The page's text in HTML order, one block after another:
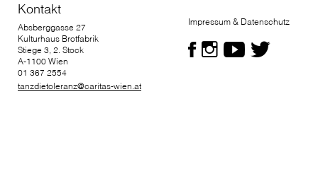
Kontakt
Absberggasse 27
Kulturhaus Brotfabrik
Stiege 3, 2. Stock
A-1100 Wien
01 367 2554
tanzdietoleranz@caritas-wien.at
Impressum & Datenschutz